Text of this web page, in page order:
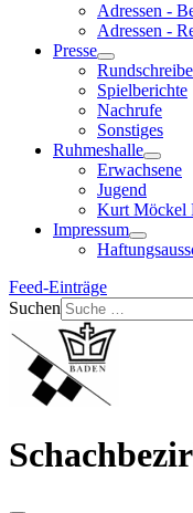
Adressen -
Adressen -
Presse
Spielberichte
Nachrufe
Sonstiges
Ruhmeshalle
Erwachsene
Jugend
Kurt Möckel
Impressum
Feed-Einträge
Suchen